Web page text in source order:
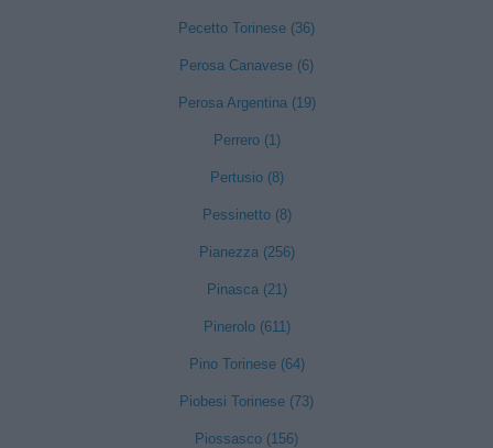
Pecetto Torinese (36)
Perosa Canavese (6)
Perosa Argentina (19)
Perrero (1)
Pertusio (8)
Pessinetto (8)
Pianezza (256)
Pinasca (21)
Pinerolo (611)
Pino Torinese (64)
Piobesi Torinese (73)
Piossasco (156)